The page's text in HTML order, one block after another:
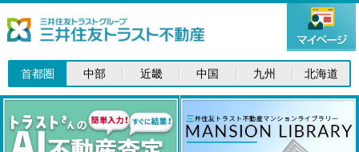
首都圏 中部 近畿 中国 九州 北海道